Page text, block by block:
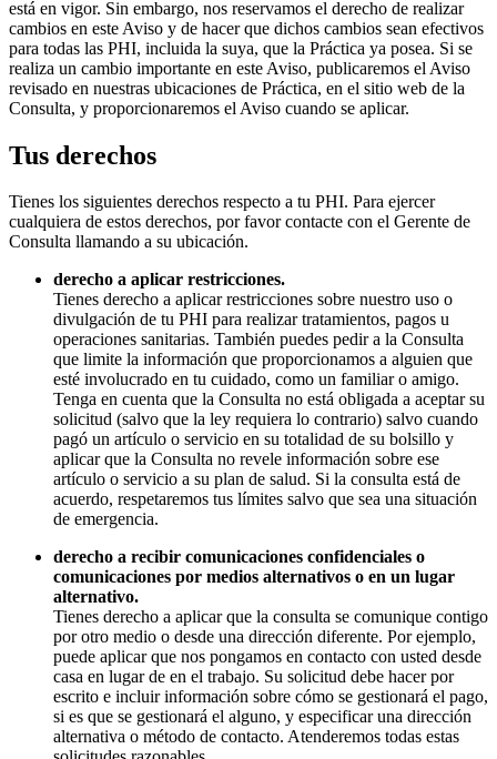
está en vigor. Sin embargo, nos reservamos el derecho de realizar
cambios en este Aviso y de hacer que dichos cambios sean efectivos
para todas las PHI, incluida la suya, que la Práctica ya posea. Si se
realiza un cambio importante en este Aviso, publicaremos el Aviso
revisado en nuestras ubicaciones de Práctica, en el sitio web de la
Consulta, y proporcionaremos el Aviso cuando se aplicar.
Tus derechos
Tienes los siguientes derechos respecto a tu PHI. Para ejercer
cualquiera de estos derechos, por favor contacte con el Gerente de
Consulta llamando a su ubicación.
derecho a aplicar restricciones.
Tienes derecho a aplicar restricciones sobre nuestro uso o
divulgación de tu PHI para realizar tratamientos, pagos u
operaciones sanitarias. También puedes pedir a la Consulta
que limite la información que proporcionamos a alguien que
esté involucrado en tu cuidado, como un familiar o amigo.
Tenga en cuenta que la Consulta no está obligada a aceptar su
solicitud (salvo que la ley requiera lo contrario) salvo cuando
pagó un artículo o servicio en su totalidad de su bolsillo y
aplicar que la Consulta no revele información sobre ese
artículo o servicio a su plan de salud. Si la consulta está de
acuerdo, respetaremos tus límites salvo que sea una situación
de emergencia.
derecho a recibir comunicaciones confidenciales o
comunicaciones por medios alternativos o en un lugar
alternativo.
Tienes derecho a aplicar que la consulta se comunique contigo
por otro medio o desde una dirección diferente. Por ejemplo,
puede aplicar que nos pongamos en contacto con usted desde
casa en lugar de en el trabajo. Su solicitud debe hacer por
escrito e incluir información sobre cómo se gestionará el pago,
si es que se gestionará el alguno, y especificar una dirección
alternativa o método de contacto. Atenderemos todas estas